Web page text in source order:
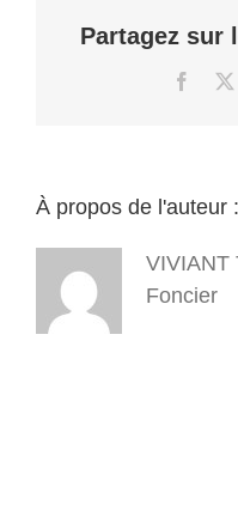
Partagez sur
À propos de l'auteur :
VIVIANT
Foncier